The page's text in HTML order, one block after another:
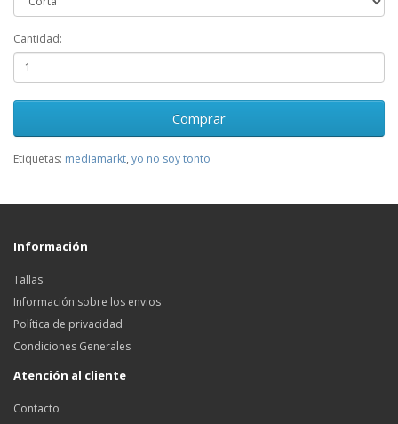
Cantidad:
Comprar
Etiquetas: mediamarkt, yo no soy tonto
Información
Tallas
Información sobre los envios
Política de privacidad
Condiciones Generales
Atención al cliente
Contacto